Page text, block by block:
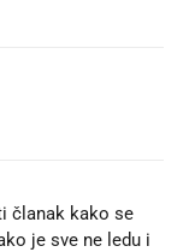
članak kako se
je sve ne ledu i